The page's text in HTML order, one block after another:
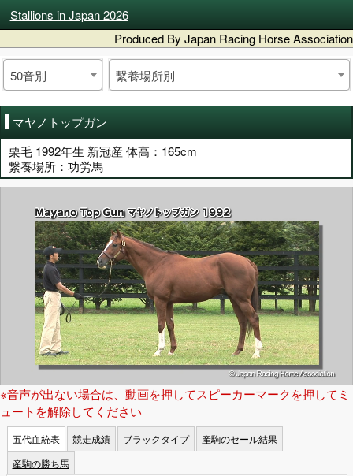
Stallions in Japan 2026
Produced By Japan Racing Horse Association
50音別 繋養場所別
マヤノトップガン
栗毛 1992年生 新冠産 体高：165cm
繋養場所：功労馬
※音声が出ない場合は、動画を押してスピーカーマークを押してミ
ュートを解除してください
五代血統表 競走成績 ブラックタイプ
産駒のセール結果
産駒の勝ち馬